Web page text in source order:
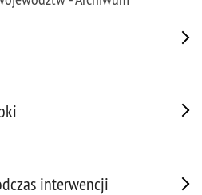
interwencji